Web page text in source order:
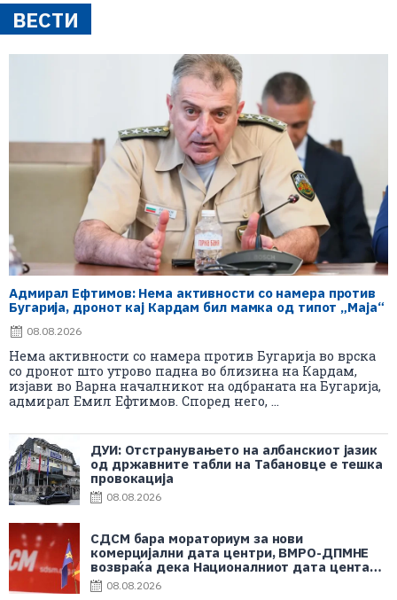
ВЕСТИ
Адмирал Ефтимов: Нема активности со намера против
Бугарија, дронот кај Кардам бил мамка од типот „Маја“
08.08.2026
Нема активности со намера против Бугарија во врска
со дронот што утрово падна во близина на Кардам,
изјави во Варна началникот на одбраната на Бугарија,
адмирал Емил Ефтимов. Според него, ...
ДУИ: Отстранувањето на албанскиот јазик
од државните табли на Табановце е тешка
провокација
08.08.2026
СДСМ бара мораториум за нови
комерцијални дата центри, ВМРО-ДПМНЕ
возвраќа дека Националниот дата центар
е во корист на граѓаните
08.08.2026